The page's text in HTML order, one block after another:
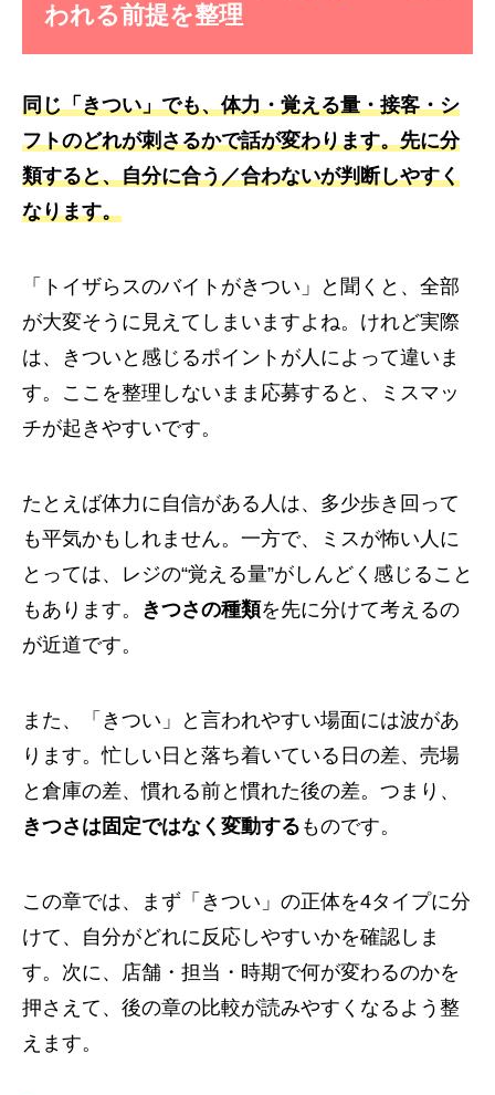
われる前提を整理
同じ「きつい」でも、体力・覚える量・接客・シ
フトのどれが刺さるかで話が変わります。先に分
類すると、自分に合う／合わないが判断しやすく
なります。
「トイザらスのバイトがきつい」と聞くと、全部
が大変そうに見えてしまいますよね。けれど実際
は、きついと感じるポイントが人によって違いま
す。ここを整理しないまま応募すると、ミスマッ
チが起きやすいです。
たとえば体力に自信がある人は、多少歩き回って
も平気かもしれません。一方で、ミスが怖い人に
とっては、レジの“覚える量”がしんどく感じること
もあります。 きつさの種類を先に分けて考えるの
が近道です。
また、「きつい」と言われやすい場面には波があ
ります。忙しい日と落ち着いている日の差、売場
と倉庫の差、慣れる前と慣れた後の差。つまり、
きつさは固定ではなく変動する ものです。
この章では、まず「きつい」の正体を4タイプに分
けて、自分がどれに反応しやすいかを確認しま
す。次に、店舗・担当・時期で何が変わるのかを
押さえて、後の章の比較が読みやすくなるよう整
えます。